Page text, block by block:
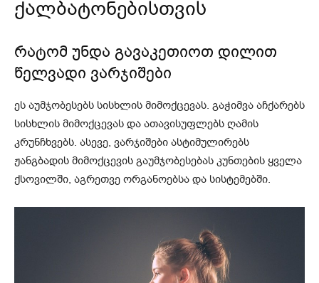
ქალბატონებისთვის
რატომ უნდა გავაკეთიოთ დილით
წელვადი ვარჯიშები
ეს აუმჯობესებს სისხლის მიმოქცევას. გაჭიმვა აჩქარებს
სისხლის მიმოქცევას და ათავისუფლებს ღამის
კრუნჩხვებს. ასევე, ვარჯიშები ასტიმულირებს
ჟანგბადის მიმოქცევის გაუმჯობესებას კუნთების ყველა
ქსოვილში, აგრეთვე ორგანოებსა და სისტემებში.